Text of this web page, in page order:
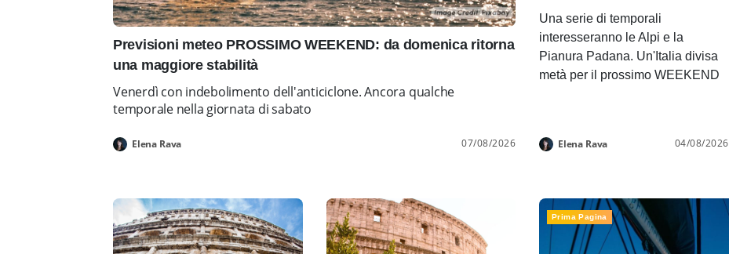
Previsioni meteo PROSSIMO WEEKEND: da domenica ritorna
una maggiore stabilità
Venerdì con indebolimento dell'anticiclone. Ancora qualche
temporale nella giornata di sabato
Elena Rava 07/08/2026
Una serie di temporali
interesseranno le Alpi e la
Pianura Padana. Un'Italia divisa
metà per il prossimo WEEKEND
Elena Rava 04/08/2026
Prima Pagina